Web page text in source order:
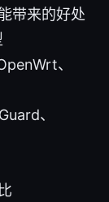
带来的好处
、
、